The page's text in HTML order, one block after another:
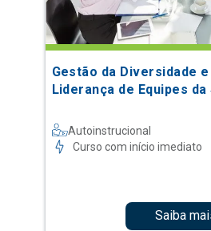
Gestão da Diversidade
Liderança de Equipes da
Autoinstrucional
Curso com início imediato
Saiba